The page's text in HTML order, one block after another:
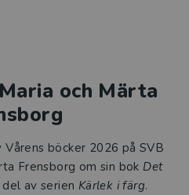
och Märta
böcker 2026 på SVB
Frensborg om sin bok Det
av serien Kärlek i färg.